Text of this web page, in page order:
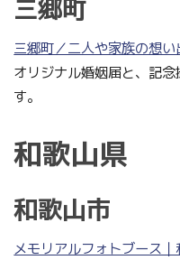
三郷町
三郷町／二人や家族の想
オリジナル婚姻届と、記
す。
和歌山県
和歌山市
メモリアルフォトブース｜